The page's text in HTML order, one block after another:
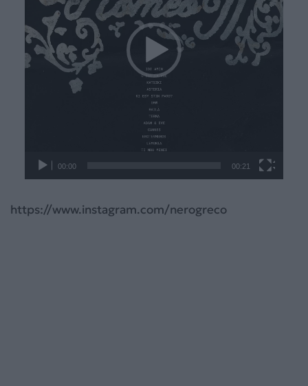
00:00 00:21
https://www.instagram.com/nerogreco